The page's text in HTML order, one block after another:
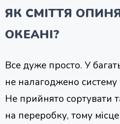
ЯК СМІТТЯ
ОКЕАНІ?
Все дуже просто. У
не налагоджено систему
Не прийнято сортувати
на переробку, тому